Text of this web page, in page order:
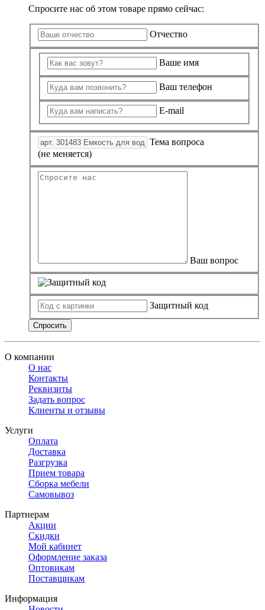
Спросите нас об этом товаре прямо сейчас:
Отчество
Ваше имя
Ваш телефон
E-mail
Тема вопроса
(не меняется)
Ваш вопрос
Защитный код
Спросить
О компании
О нас
Контакты
Реквизиты
Задать вопрос
Клиенты и отзывы
Услуги
Оплата
Доставка
Разгрузка
Прием товара
Сборка мебели
Самовывоз
Партнерам
Акции
Скидки
Мой кабинет
Оформление заказа
Оптовикам
Поставщикам
Информация